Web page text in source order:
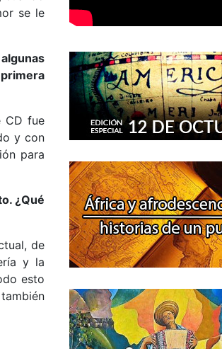
se le
CD fue
y con
para
¿Qué
de
y la
esto